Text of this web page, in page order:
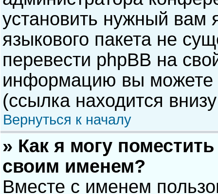
установить нужный вам
языкового пакета не
перевести phpBB на
информацию вы можете
(ссылка находится
Вернуться к началу
» Как я могу
своим именем?
Вместе с именем